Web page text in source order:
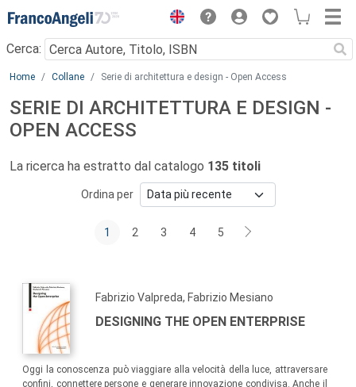
Menu
Cerca:
Main content
Home Collane Serie di architettura e design - Open Access
SERIE DI ARCHITETTURA E DESIGN -
OPEN ACCESS
La ricerca ha estratto dal catalogo 135 titoli
Ordina per
1 2 3 4 5
Fabrizio Valpreda, Fabrizio Mesiano
DESIGNING THE OPEN ENTERPRISE
Oggi la conoscenza può viaggiare alla velocità della luce, attraversare
confini, connettere persone e generare innovazione condivisa. Anche il